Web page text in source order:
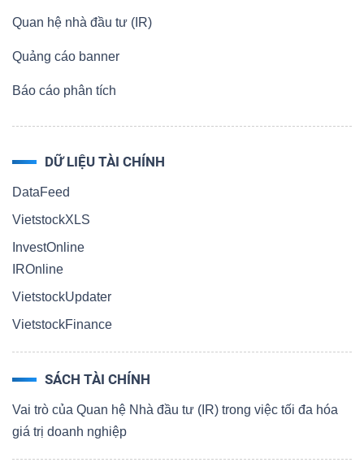
Quan hệ nhà đầu tư (IR)
Quảng cáo banner
Báo cáo phân tích
DỮ LIỆU TÀI CHÍNH
DataFeed
VietstockXLS
InvestOnline
IROnline
VietstockUpdater
VietstockFinance
SÁCH TÀI CHÍNH
Vai trò của Quan hệ Nhà đầu tư (IR) trong việc tối đa hóa
giá trị doanh nghiệp